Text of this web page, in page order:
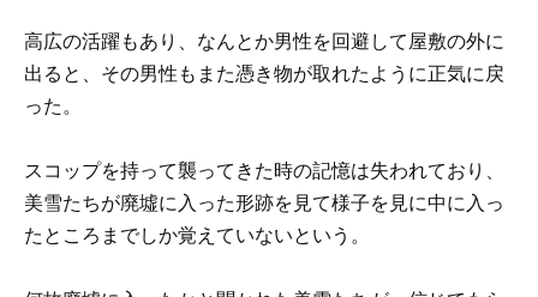
高広の活躍もあり、なんとか男性を回避して屋敷の外に
出ると、その男性もまた憑き物が取れたように正気に戻
った。
スコップを持って襲ってきた時の記憶は失われており、
美雪たちが廃墟に入った形跡を見て様子を見に中に入っ
たところまでしか覚えていないという。